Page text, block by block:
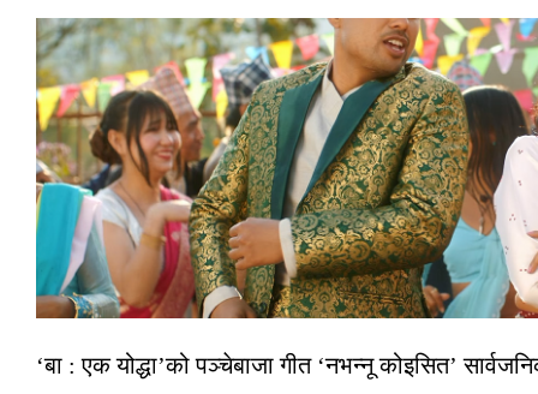
‘बा : एक योद्धा’को पञ्चेबाजा गीत ‘नभन्नू कोइसित’